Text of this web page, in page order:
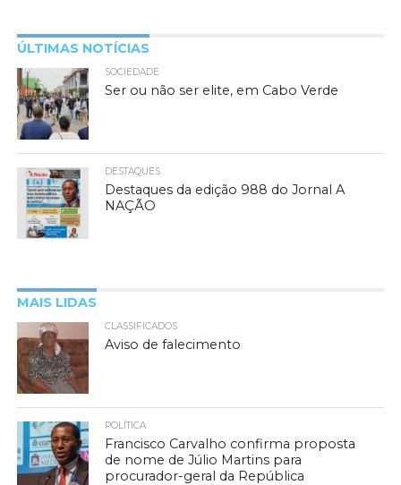
ÚLTIMAS NOTÍCIAS
SOCIEDADE
Ser ou não ser elite, em Cabo Verde
DESTAQUES
Destaques da edição 988 do Jornal A
NAÇÃO
MAIS LIDAS
CLASSIFICADOS
Aviso de falecimento
POLÍTICA
Francisco Carvalho confirma proposta
de nome de Júlio Martins para
procurador-geral da República